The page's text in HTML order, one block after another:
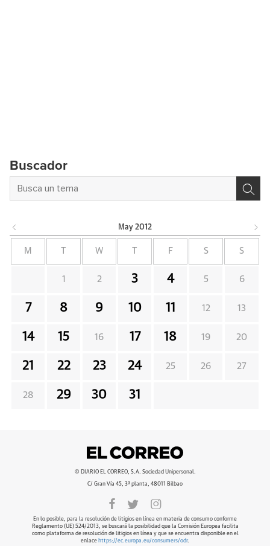
Buscador
May 2012
M W F S S
1 2 3 4 5 6
7 8 9 10 11 12 13
14 15 16 17 18 19 20
21 22 23 24 25 26 27
28 29 30 31
© DIARIO EL CORREO, S.A. Sociedad Unipersonal.
C/ Gran Vía 45, 3ª planta, 48011 Bilbao
En lo posible, para la resolución de litigios en línea en materia de consumo conforme
Reglamento (UE) 524/2013, se buscará la posibilidad que la Comisión Europea facilita
como plataforma de resolución de litigios en línea y que se encuentra disponible en el
enlace https://ec.europa.eu/consumers/odr.